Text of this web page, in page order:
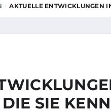
AKTUELLE ENTWICKLUNGEN
SIE